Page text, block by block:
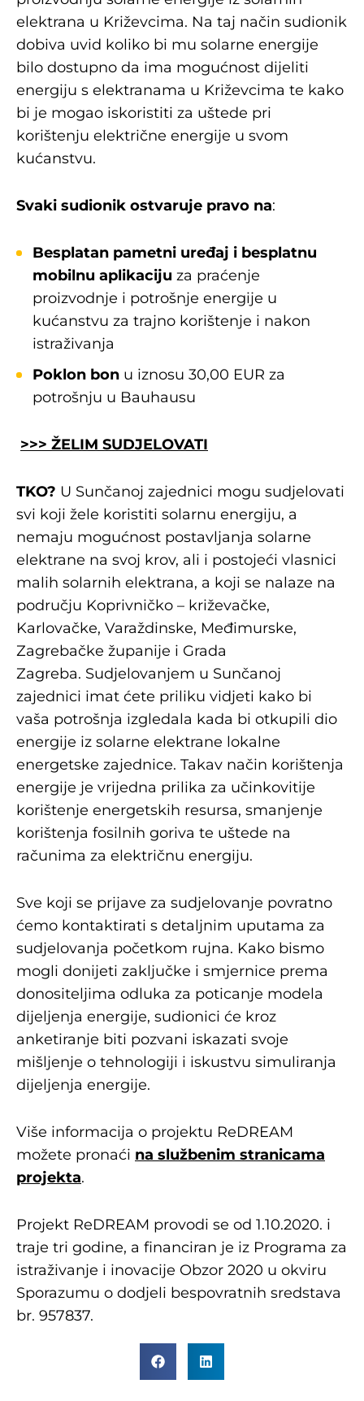
elektrana u Križevcima. Na taj način sudionik
dobiva uvid koliko bi mu solarne energije
bilo dostupno da ima mogućnost dijeliti
energiju s elektranama u Križevcima te kako
bi je mogao iskoristiti za uštede pri
korištenju električne energije u svom
kućanstvu.
Svaki sudionik ostvaruje pravo na:
Besplatan pametni uređaj i besplatnu
mobilnu aplikaciju za praćenje
proizvodnje i potrošnje energije u
kućanstvu za trajno korištenje i nakon
istraživanja
Poklon bon u iznosu 30,00 EUR za
potrošnju u Bauhausu
>>> ŽELIM SUDJELOVATI
TKO? U Sunčanoj zajednici mogu sudjelovati
svi koji žele koristiti solarnu energiju, a
nemaju mogućnost postavljanja solarne
elektrane na svoj krov, ali i postojeći vlasnici
malih solarnih elektrana, a koji se nalaze na
području Koprivničko – križevačke,
Karlovačke, Varaždinske, Međimurske,
Zagrebačke županije i Grada
Zagreba. Sudjelovanjem u Sunčanoj
zajednici imat ćete priliku vidjeti kako bi
vaša potrošnja izgledala kada bi otkupili dio
energije iz solarne elektrane lokalne
energetske zajednice. Takav način korištenja
energije je vrijedna prilika za učinkovitije
korištenje energetskih resursa, smanjenje
korištenja fosilnih goriva te uštede na
računima za električnu energiju.
Sve koji se prijave za sudjelovanje povratno
ćemo kontaktirati s detaljnim uputama za
sudjelovanja početkom rujna. Kako bismo
mogli donijeti zaključke i smjernice prema
donositeljima odluka za poticanje modela
dijeljenja energije, sudionici će kroz
anketiranje biti pozvani iskazati svoje
mišljenje o tehnologiji i iskustvu simuliranja
dijeljenja energije.
Više informacija o projektu ReDREAM
možete pronaći na službenim stranicama
projekta.
Projekt ReDREAM provodi se od 1.10.2020. i
traje tri godine, a financiran je iz Programa za
istraživanje i inovacije Obzor 2020 u okviru
Sporazumu o dodjeli bespovratnih sredstava
br. 957837.